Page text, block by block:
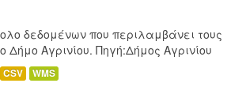
δεδομένων που περιλαμβάνει τους
Δήμο Αγρινίου. Πηγή:Δήμος Αγρινίου
CSV WMS